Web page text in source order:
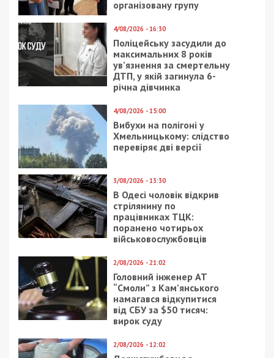
Предыдущая статья:
Эксперт из Днепра: стоимость жилья
вырастет на тысячи гривен
Следующая статья:
В Украине снизили цену на газ в два раза,
но не всем: подробности
ГРОШІ
6/05/2025 - 20:00
На Запоріжжі
посадовиця
привласнила
генератор, що був
переданий селищу як
гуманітарка
8/10/2020 - 11:42
В Украине подорожает
хлеб